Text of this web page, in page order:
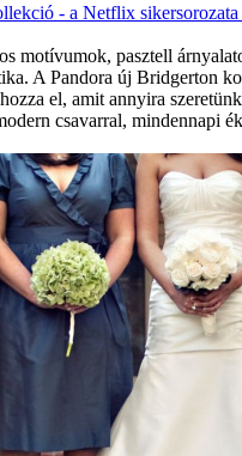
- a Netflix sikersorozata
motívumok, pasztell
A Pandora új Bridgerton
el, amit annyira
csavarral, mindennapi